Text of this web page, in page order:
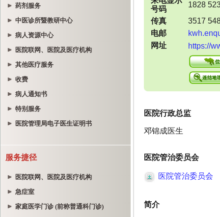
药剂服务
中医诊所暨教研中心
病人资源中心
医院联网、医院及医疗机构
其他医疗服务
收费
病人通知书
特别服务
医院管理局电子医生证明书
服务捷径
医院联网、医院及医疗机构
急症室
家庭医学门诊 (前称普通科门诊)